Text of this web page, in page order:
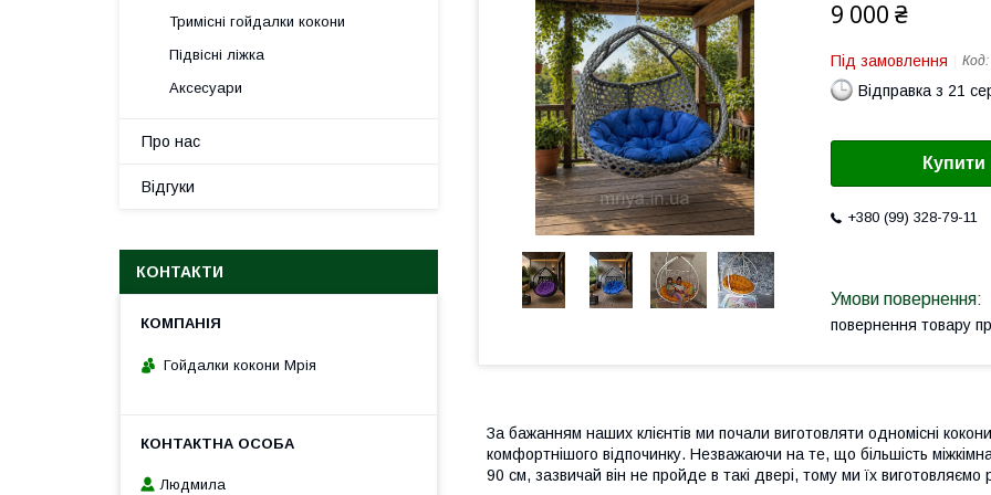
9 000 ₴
Під замовлення Код:
Відправка з 21
Купити
+380 (99) 328-79-11
повернення товару
За бажанням наших клієнтів ми почали виготовляти одномісні
комфортнішого відпочинку. Незважаючи на те, що більшість
90 см, зазвичай він не пройде в такі двері, тому ми їх
Тримісні гойдалки кокони
Підвісні ліжка
Аксесуари
Про нас
Відгуки
КОНТАКТИ
Гойдалки кокони Мрія
Людмила